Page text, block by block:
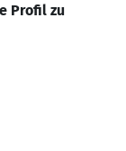
Profil zu